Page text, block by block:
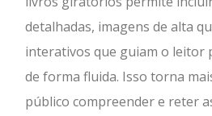
detalhadas, imagens de alta
interativos que guiam o leitor
de forma fluida. Isso torna
público compreender e reter